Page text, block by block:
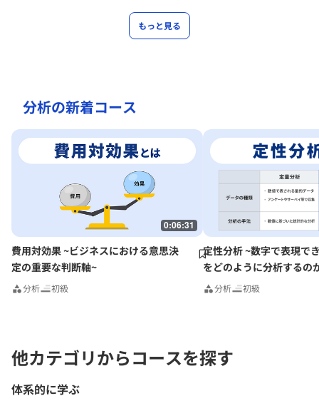
もっと見る
分析の新着コース
0:06:31
費用対効果 ~ビジネスにおける意思決
定の重要な判断軸~
分析 初級
定性分析 ~数字で表現で
をどのように分析するの
分析 初級
他カテゴリからコースを探す
体系的に学ぶ